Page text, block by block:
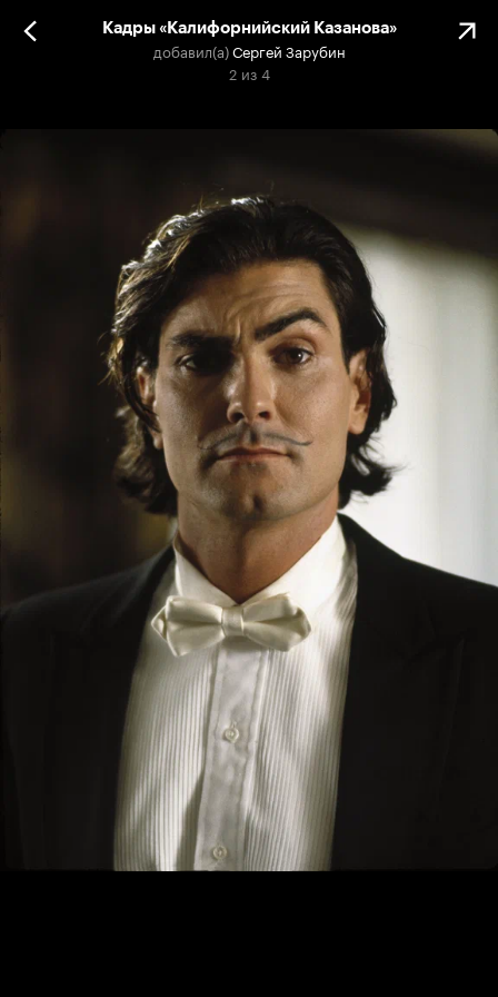
Кадры «Калифорнийский Казанова»
добавил(а)Сергей Зарубин
2 из 4